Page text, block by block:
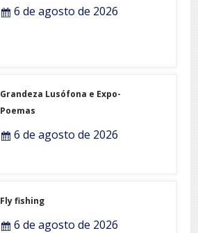
6 de agosto de 2026
Grandeza Lusófona e Expo-
Poemas
6 de agosto de 2026
Fly fishing
6 de agosto de 2026